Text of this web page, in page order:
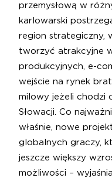
przemysłową w
karlowarski
region strategiczny,
tworzyć atrakcyjne
produkcyjnych, e-
wejście na rynek
milowy jeżeli chodzi
Słowacji. Co
właśnie, nowe
globalnych graczy,
jeszcze większy
możliwości – wyjaśnia